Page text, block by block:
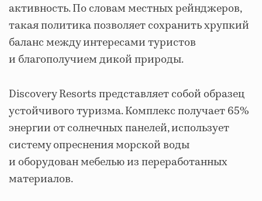
активность. По словам местных рейнджеров,
такая политика позволяет сохранить хрупкий
баланс между интересами туристов
и благополучием дикой природы.
Discovery Resorts представляет собой образец
устойчивого туризма. Комплекс получает 65%
энергии от солнечных панелей, использует
систему опреснения морской воды
и оборудован мебелью из переработанных
материалов.